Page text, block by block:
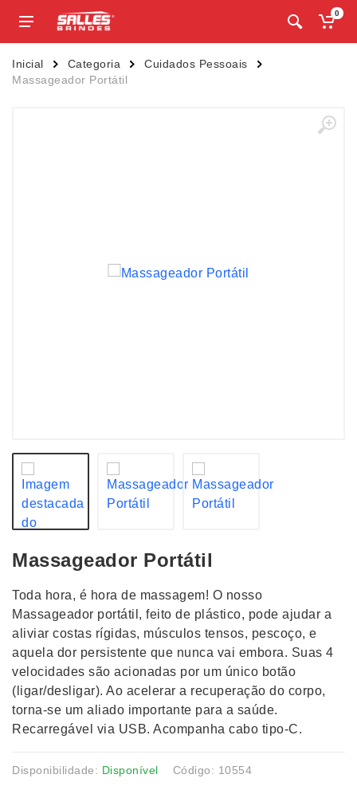
0
Inicial Categoria
Cuidados Pessoais
Massageador Portátil
Massageador Portátil
Toda hora, é hora de massagem! O nosso
Massageador portátil, feito de plástico, pode ajudar a
aliviar costas rígidas, músculos tensos, pescoço, e
aquela dor persistente que nunca vai embora. Suas 4
velocidades são acionadas por um único botão
(ligar/desligar). Ao acelerar a recuperação do corpo,
torna-se um aliado importante para a saúde.
Recarregável via USB. Acompanha cabo tipo-C.
Disponibilidade: Disponível Código: 10554